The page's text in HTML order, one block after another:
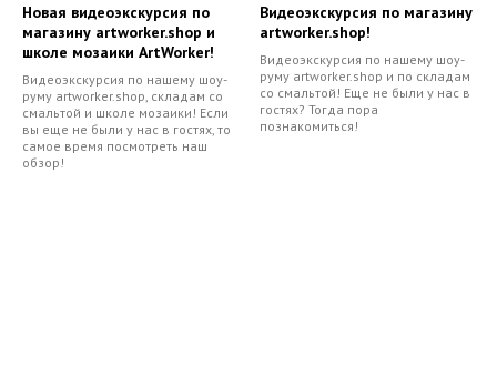
Новая видеоэкскурсия по
магазину artworker.shop и
школе мозаики ArtWorker!
Видеоэкскурсия по нашему шоу-
руму artworker.shoр, складам со
смальтой и школе мозаики! Если
вы еще не были у нас в гостях, то
самое время посмотреть наш
обзор!
Видеоэкскурсия по магазину
artworker.shop!
Видеоэкскурсия по нашему шоу-
руму artworker.shop и по складам
со смальтой! Еще не были у нас в
гостях? Тогда пора
познакомиться!